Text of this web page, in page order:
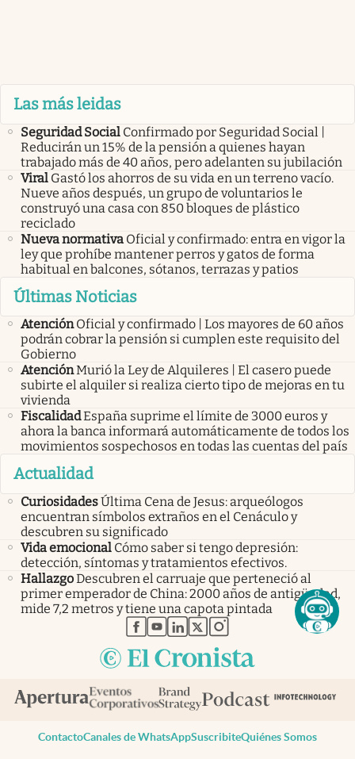
Las más leidas
Seguridad Social Confirmado por Seguridad Social |
Reducirán un 15% de la pensión a quienes hayan
trabajado más de 40 años, pero adelanten su jubilación
Viral Gastó los ahorros de su vida en un terreno vacío.
Nueve años después, un grupo de voluntarios le
construyó una casa con 850 bloques de plástico
reciclado
Nueva normativa Oficial y confirmado: entra en vigor la
ley que prohíbe mantener perros y gatos de forma
habitual en balcones, sótanos, terrazas y patios
Últimas Noticias
Atención Oficial y confirmado | Los mayores de 60 años
podrán cobrar la pensión si cumplen este requisito del
Gobierno
AtenciónMurió la Ley de Alquileres | El casero puede
subirte el alquiler si realiza cierto tipo de mejoras en tu
vivienda
FiscalidadEspaña suprime el límite de 3000 euros y
ahora la banca informará automáticamente de todos los
movimientos sospechosos en todas las cuentas del país
Actualidad
CuriosidadesÚltima Cena de Jesus: arqueólogos
encuentran símbolos extraños en el Cenáculo y
descubren su significado
Vida emocional Cómo saber si tengo depresión:
detección, síntomas y tratamientos efectivos.
HallazgoDescubren el carruaje que perteneció al
primer emperador de China: 2000 años de antigüedad,
mide 7,2 metros y tiene una capota pintada
abre en nueva pestaña
abre en nueva pestaña
abre en nueva pestaña
abre en nueva pestaña
abre en nueva pestaña
ContactoCanales de WhatsAppSuscribiteQuiénes Somos